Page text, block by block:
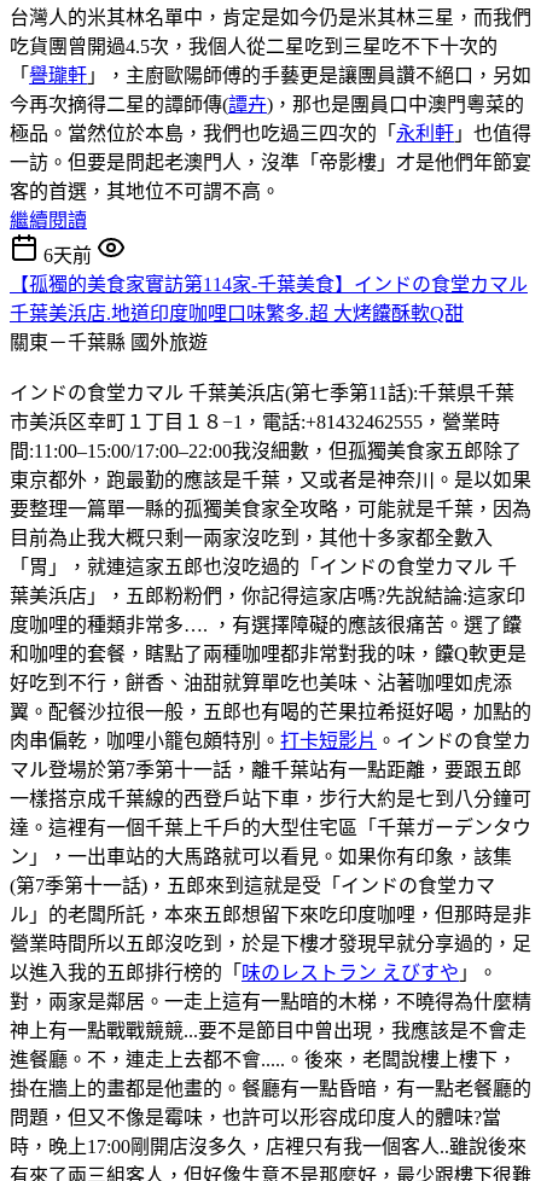
台灣人的米其林名單中，肯定是如今仍是米其林三星，而我們
吃貨團曾開過4.5次，我個人從二星吃到三星吃不下十次的
「 譽瓏軒 」，主廚歐陽師傅的手藝更是讓團員讚不絕口，另如
今再次摘得二星的譚師傳(譚卉)，那也是團員口中澳門粵菜的
極品。當然位於本島，我們也吃過三四次的「 永利軒 」也值得
一訪。但要是問起老澳門人，沒準「帝影樓」才是他們年節宴
客的首選，其地位不可謂不高。
繼續閱讀
6天前
【孤獨的美食家實訪第114家-千葉美食】インドの食堂カマル
千葉美浜店.地道印度咖哩口味繁多.超 大烤饢酥軟Q甜
關東－千葉縣 國外旅遊
インドの食堂カマル 千葉美浜店(第七季第11話):千葉県千葉
市美浜区幸町１丁目１８−1，電話:+81432462555，營業時
間:11:00–15:00/17:00–22:00我沒細數，但孤獨美食家五郎除了
東京都外，跑最勤的應該是千葉，又或者是神奈川。是以如果
要整理一篇單一縣的孤獨美食家全攻略，可能就是千葉，因為
目前為止我大概只剩一兩家沒吃到，其他十多家都全數入
「胃」，就連這家五郎也沒吃過的「インドの食堂カマル 千
葉美浜店」，五郎粉粉們，你記得這家店嗎?先說結論:這家印
度咖哩的種類非常多…. ，有選擇障礙的應該很痛苦。選了饢
和咖哩的套餐，瞎點了兩種咖哩都非常對我的味，饢Q軟更是
好吃到不行，餅香、油甜就算單吃也美味、沾著咖哩如虎添
翼。配餐沙拉很一般，五郎也有喝的芒果拉希挺好喝，加點的
肉串偏乾，咖哩小籠包頗特別。 打卡短影片 。インドの食堂カ
マル登場於第7季第十一話，離千葉站有一點距離，要跟五郎
一樣搭京成千葉線的西登戶站下車，步行大約是七到八分鐘可
達。這裡有一個千葉上千戶的大型住宅區「千葉ガーデンタウ
ン」，一出車站的大馬路就可以看見。如果你有印象，該集
(第7季第十一話)，五郎來到這就是受「インドの食堂カマ
ル」的老闆所託，本來五郎想留下來吃印度咖哩，但那時是非
營業時間所以五郎沒吃到，於是下樓才發現早就分享過的，足
以進入我的五郎排行榜的「 味のレストラン えびすや 」。
對，兩家是鄰居。一走上這有一點暗的木梯，不曉得為什麼精
神上有一點戰戰競競...要不是節目中曾出現，我應該是不會走
進餐廳。不，連走上去都不會.....。後來，老闆說樓上樓下，
掛在牆上的畫都是他畫的。餐廳有一點昏暗，有一點老餐廳的
問題，但又不像是霉味，也許可以形容成印度人的體味?當
時，晚上17:00剛開店沒多久，店裡只有我一個客人..雖說後來
有來了兩三組客人，但好像生意不是那麼好，最少跟樓下很難